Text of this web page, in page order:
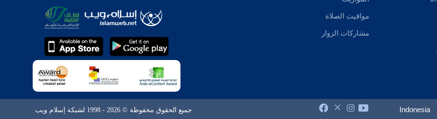
مواقيت الصلاة
مشاركات الزوار
Indonesia جميع الحقوق محفوظة © 2026 - 1998 لشبكة إسلام ويب